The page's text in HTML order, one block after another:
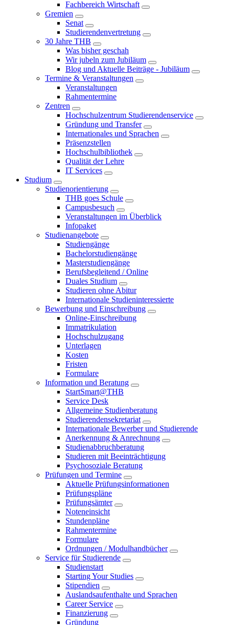
Fachbereich Wirtschaft
Gremien
Senat
Studierendenvertretung
30 Jahre THB
Was bisher geschah
Wir jubeln zum Jubiläum
Blog und Aktuelle Beiträge - Jubiläum
Termine & Veranstaltungen
Veranstaltungen
Rahmentermine
Zentren
Hochschulzentrum Studierendenservice
Gründung und Transfer
Internationales und Sprachen
Präsenzstellen
Hochschulbibliothek
Qualität der Lehre
IT Services
Studium
Studienorientierung
THB goes Schule
Campusbesuch
Veranstaltungen im Überblick
Infopaket
Studienangebote
Studiengänge
Bachelorstudiengänge
Masterstudiengänge
Berufsbegleitend / Online
Duales Studium
Studieren ohne Abitur
Internationale Studieninteressierte
Bewerbung und Einschreibung
Online-Einschreibung
Immatrikulation
Hochschulzugang
Unterlagen
Kosten
Fristen
Formulare
Information und Beratung
StartSmart@THB
Service Desk
Allgemeine Studienberatung
Studierendensekretariat
Internationale Bewerber und Studierende
Anerkennung & Anrechnung
Studienabbruchberatung
Studieren mit Beeinträchtigung
Psychosoziale Beratung
Prüfungen und Termine
Aktuelle Prüfungsinformationen
Prüfungspläne
Prüfungsämter
Noteneinsicht
Stundenpläne
Rahmentermine
Formulare
Ordnungen / Modulhandbücher
Service für Studierende
Studienstart
Starting Your Studies
Stipendien
Auslandsaufenthalte und Sprachen
Career Service
Finanzierung
Gründung